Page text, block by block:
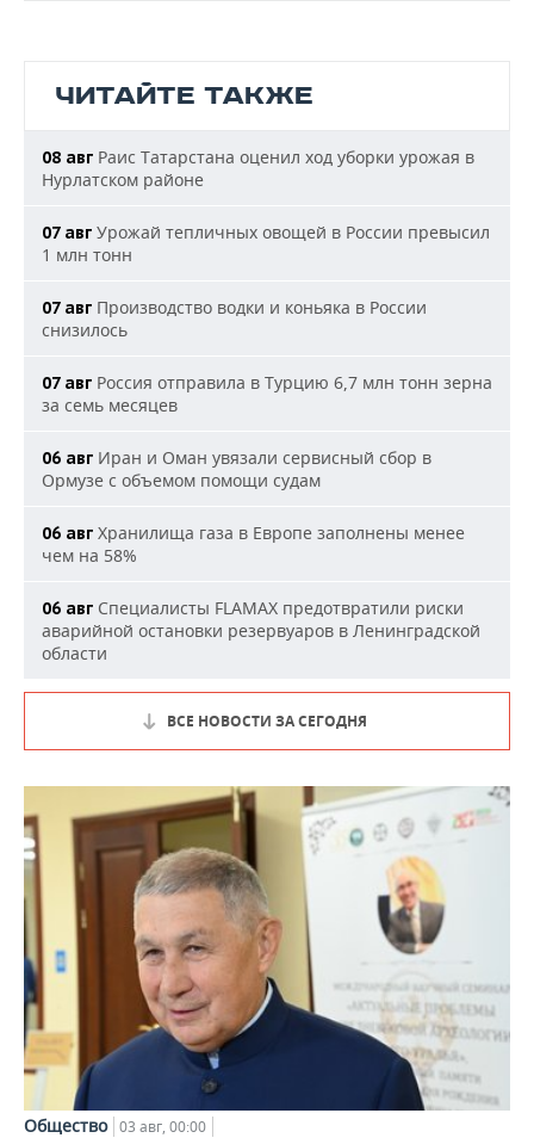
ЧИТАЙТЕ ТАКЖЕ
08 авг Раис Татарстана оценил ход уборки урожая в
Нурлатском районе
07 авг Урожай тепличных овощей в России превысил
1 млн тонн
07 авг Производство водки и коньяка в России
снизилось
07 авг Россия отправила в Турцию 6,7 млн тонн зерна
за семь месяцев
06 авг Иран и Оман увязали сервисный сбор в
Ормузе с объемом помощи судам
06 авг Хранилища газа в Европе заполнены менее
чем на 58%
06 авг Специалисты FLAMAX предотвратили риски
аварийной остановки резервуаров в Ленинградской
области
ВСЕ НОВОСТИ ЗА СЕГОДНЯ
Общество 03 авг, 00:00